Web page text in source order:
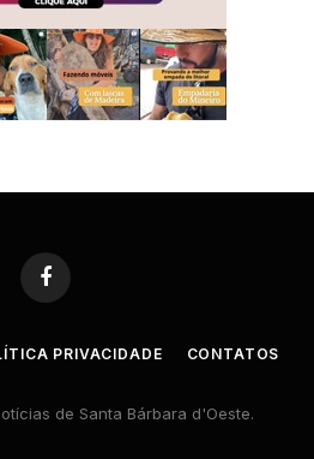
Facebook
PRIVACIDADE CONTATOS
de Santa Bárbara d'Oeste.